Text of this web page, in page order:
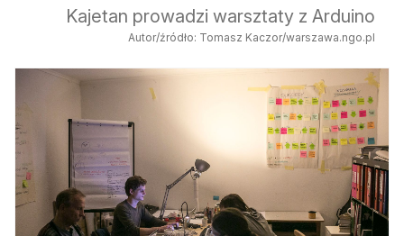
Kajetan prowadzi warsztaty z Arduino
Autor/źródło: Tomasz Kaczor/warszawa.ngo.pl